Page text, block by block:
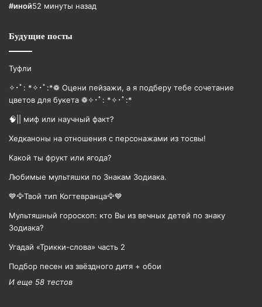
#иной52 минуты назад
Будущие посты
Туфли
✧･ﾟ: *✧･ﾟ:*❁ Оцени пейзажи, а я подберу тебе сочетание
цветов для букета ❁✧･ﾟ: *✧･ﾟ:*
🧠|| миф или научный факт?
Хедканоны на отношения с персонажами из тосвы!
Какой ты фрукт или ягода?
Любимые мультяшки по Знакам Зодиака.
💙🦅Твой тип Когтевранца🦅💙
Мультяшный гороскоп: кто Вы из вечных детей по знаку
Зодиака?
Угадай «Трикки-слова» часть 2
Подбор песен из звёздного дитя + обои
И еще 58 тестов